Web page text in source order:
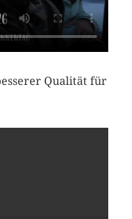
Qualität für